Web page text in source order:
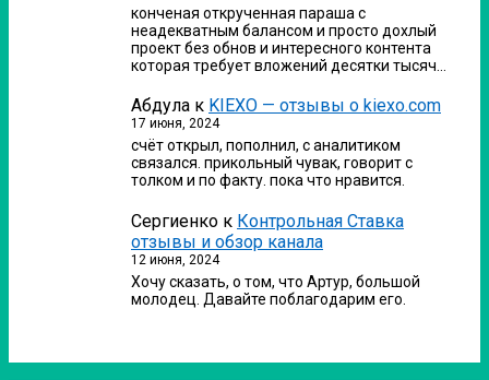
конченая открученная параша с
неадекватным балансом и просто дохлый
проект без обнов и интересного контента
которая требует вложений десятки тысяч…
Абдула к KIEXO — отзывы о kiexo.com
17 июня, 2024
счёт открыл, пополнил, с аналитиком
связался. прикольный чувак, говорит с
толком и по факту. пока что нравится.
Сергиенко к Контрольная Ставка
отзывы и обзор канала
12 июня, 2024
Хочу сказать, о том, что Артур, большой
молодец. Давайте поблагодарим его.